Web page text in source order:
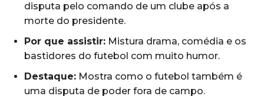
disputa pelo comando de um clube após a
morte do presidente.
Por que assistir: Mistura drama, comédia e os
bastidores do futebol com muito humor.
Destaque: Mostra como o futebol também é
uma disputa de poder fora de campo.